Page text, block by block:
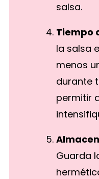
salsa.
Tiempo
la salsa
menos
durante
permitir
Guarda